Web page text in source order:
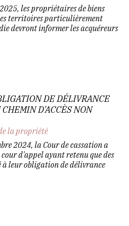
les propriétaires de biens
territoires particulièrement
devront informer les acquéreurs
DE DÉLIVRANCE
D'ACCÈS NON
la propriété
2024, la Cour de cassation a
d'appel ayant retenu que des
à leur obligation de délivrance